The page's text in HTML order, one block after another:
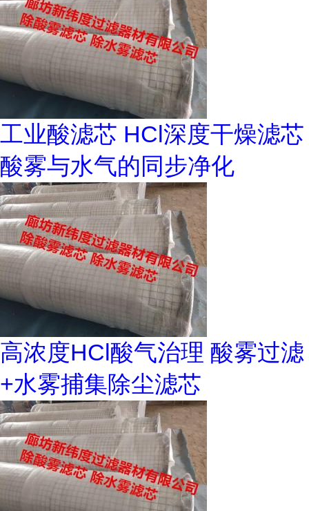
工业酸滤芯 HCl深度干燥滤芯
酸雾与水气的同步净化
高浓度HCl酸气治理 酸雾过滤
+水雾捕集除尘滤芯